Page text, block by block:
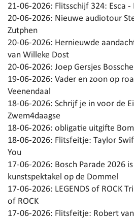
21-06-2026: Flitsschijf 324: Esca -
20-06-2026: Nieuwe audiotour
Zutphen
20-06-2026: Hernieuwde
van Willeke Dost
20-06-2026: Joep Gersjes
19-06-2026: Vader en zoon op
Veenendaal
18-06-2026: Schrijf je in voor de
Zwem4daagse
18-06-2026: obligatie uitgifte
18-06-2026: Flitsfeitje: Taylor
You
17-06-2026: Bosch Parade 2026
kunstspektakel op de Dommel
17-06-2026: LEGENDS of ROCK
of ROCK
17-06-2026: Flitsfeitje: Robert